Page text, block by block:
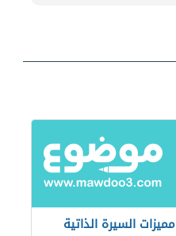
مميزات السيرة الذاتية